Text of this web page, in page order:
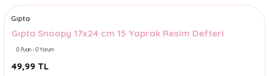
Gıpta
Gıpta Snoopy 17x24 cm 15 Yaprak Resim Defteri
0 Puan - 0 Yorum
49,99 TL